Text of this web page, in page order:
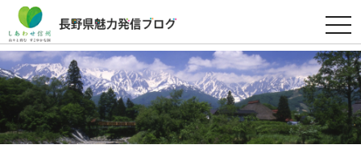
t
o
g
g
l
e
n
a
v
g